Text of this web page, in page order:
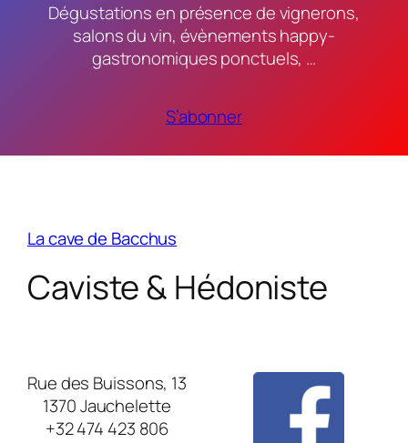
Dégustations en présence de vignerons,
salons du vin, évènements happy-
gastronomiques ponctuels, …
S’abonner
La cave de Bacchus
Caviste & Hédoniste
Rue des Buissons, 13
1370 Jauchelette
+32 474 423 806